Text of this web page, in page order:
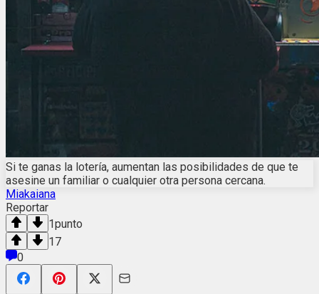
Si te ganas la lotería, aumentan las posibilidades de que te
asesine un familiar o cualquier otra persona cercana.
Miakaiana
Reportar
1punto
17
0